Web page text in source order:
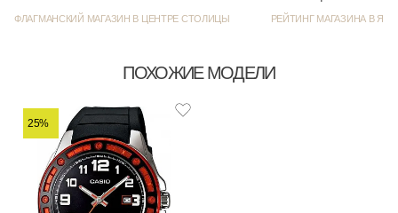
ФЛАГМАНСКИЙ МАГАЗИН В ЦЕНТРЕ СТОЛИЦЫ РЕЙТИНГ МАГАЗИНА В
ПОХОЖИЕ МОДЕЛИ
25%